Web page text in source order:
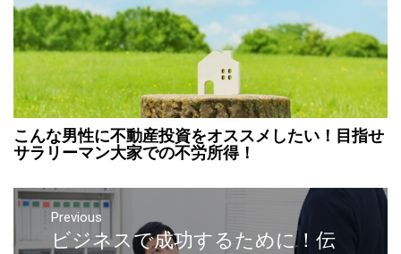
こんな男性に不動産投資をオススメしたい！目指せ
サラリーマン大家での不労所得！
Previous
ビジネスで成功するために！伝